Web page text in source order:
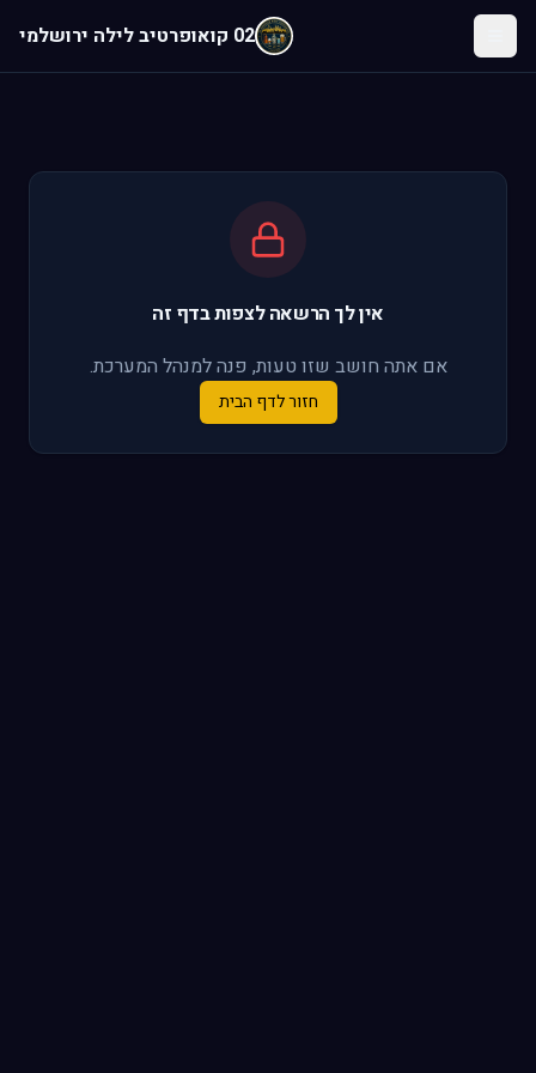
דלג לתוכן הראשי
02 קואופרטיב לילה ירושלמי
אין לך הרשאה לצפות בדף זה
אם אתה חושב שזו טעות, פנה למנהל המערכת.
חזור לדף הבית